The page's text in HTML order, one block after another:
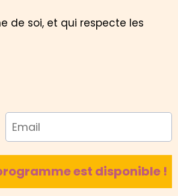
de soi, et qui respecte les
est disponible !